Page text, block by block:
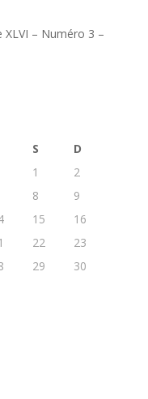
XLVI – Numéro 3 –
S
D
1
2
8
9
15
16
22
23
29
30